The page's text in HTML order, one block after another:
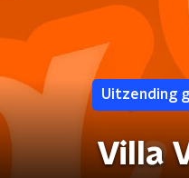
Uitzending
Villa